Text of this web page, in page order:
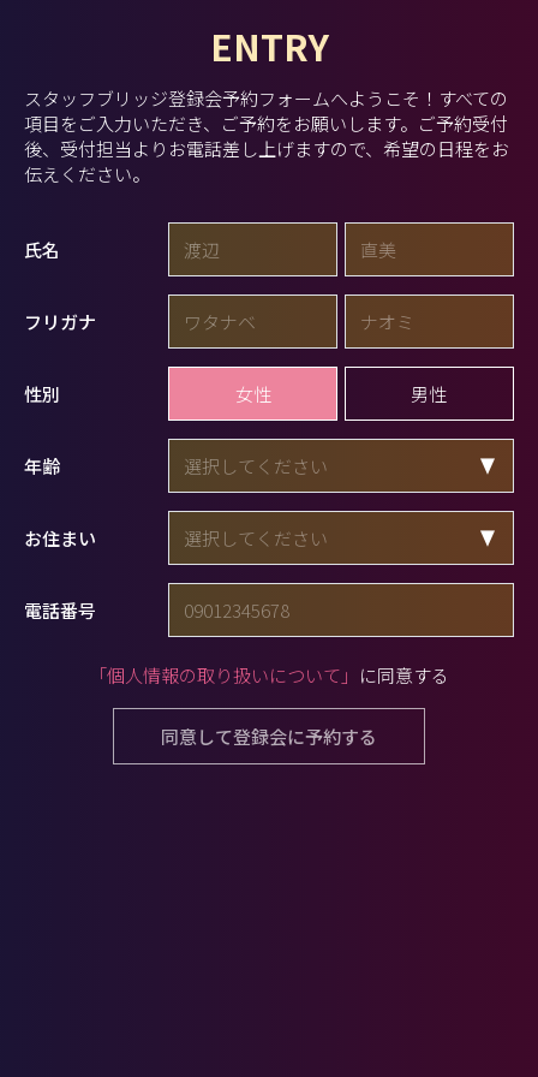
ENTRY
スタッフブリッジ登録会予約フォームへようこそ！ すべての
項目をご入力いただき、ご予約をお願いします。 ご予約受付
後、受付担当よりお電話差し上げますので、希望の日程をお
伝えください。
氏名
フリガナ
性別 女性 男性
年齢
お住まい
電話番号
「個人情報の取り扱いについて」 に同意する
同意して登録会に予約する